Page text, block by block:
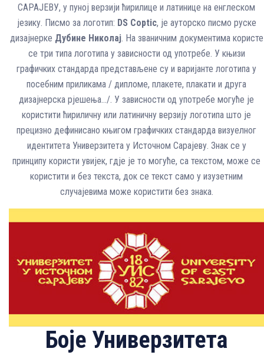
САРАЈЕВУ, у пуној верзији ћирилице и латинице на енглеском
језику. Писмо за логотип: DS Coptic, је ауторско писмо руске
дизајнерке Дубине Николај. На званичним документима користе
се три типа логотипа у зависности од употребе. У књизи
графичких стандарда представљене су и варијанте логотипа у
посебним приликама / дипломе, плакете, плакати и друга
дизајнерска рјешења…/. У зависности од употребе могуће је
користити ћириличну или латиничну верзију логотипа што је
прецизно дефинисано књигом графичких стандарда визуелног
идентитета Универзитета у Источном Сарајеву. Знак се у
принципу користи увијек, гдје је то могуће, са текстом, може се
користити и без текста, док се текст само у изузетним
случајевима може користити без знака.
Боје Универзитета